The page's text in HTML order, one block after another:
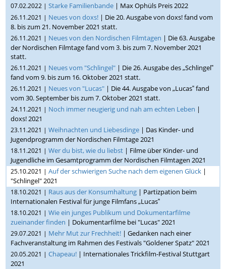
07.02.2022 |Starke Familienbande | Max Ophüls Preis 2022
26.11.2021 | Neues von doxs! | Die 20. Ausgabe von doxs! fand vom
8. bis zum 21. November 2021 statt.
26.11.2021 | Neues von den Nordischen Filmtagen | Die 63. Ausgabe
der Nordischen Filmtage fand vom 3. bis zum 7. November 2021
statt.
26.11.2021 | Neues vom "Schlingel" | Die 26. Ausgabe des „Schlingel‟
fand vom 9. bis zum 16. Oktober 2021 statt.
26.11.2021 | Neues von "Lucas" | Die 44. Ausgabe von „Lucas‟ fand
vom 30. September bis zum 7. Oktober 2021 statt.
24.11.2021 | Noch immer neugierig und nah am echten Leben |
doxs! 2021
23.11.2021 |Weihnachten und Liebesdinge | Das Kinder- und
Jugendprogramm der Nordischen Filmtage 2021
18.11.2021 |Wer du bist, wie du liebst | Filme über Kinder- und
Jugendliche im Gesamtprogramm der Nordischen Filmtagen 2021
25.10.2021 |Auf der schwierigen Suche nach dem eigenen Glück |
"Schlingel" 2021
18.10.2021 | Raus aus der Konsumhaltung | Partizpation beim
Internationalen Festival für junge Filmfans „Lucas‟
18.10.2021 |Wie ein junges Publikum und Dokumentarfilme
zueinander finden | Dokumentarfilme bei "Lucas" 2021
29.07.2021 | Mehr Mut zur Frechheit! | Gedanken nach einer
Fachveranstaltung im Rahmen des Festivals "Goldener Spatz" 2021
20.05.2021 |Chapeau! | Internationales Trickfilm-Festival Stuttgart
2021